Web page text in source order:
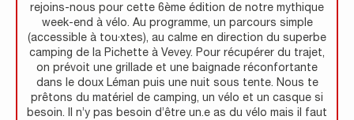
rejoins-nous pour cette 6ème édition de notre mythique
week-end à vélo. Au programme, un parcours simple
(accessible à tou·xtes), au calme en direction du superbe
camping de la Pichette à Vevey. Pour récupérer du trajet,
on prévoit une grillade et une baignade réconfortante
dans le doux Léman puis une nuit sous tente. Nous te
prêtons du matériel de camping, un vélo et un casque si
besoin. Il n’y pas besoin d’être un.e as du vélo mais il faut